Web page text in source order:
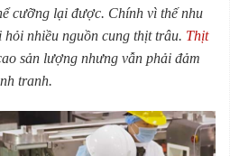
cưỡng lại được. Chính vì thế nhu
nhiều nguồn cung thịt trâu. Thịt
sản lượng nhưng vẫn phải đảm
tranh.